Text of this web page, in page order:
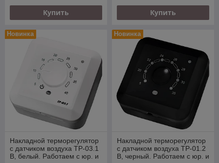
Купить Купить
Новинка
Накладной терморегулятор
с датчиком воздуха ТР-03.1
В, белый. Работаем с юр. и
Новинка
Накладной терморегулятор
с датчиком воздуха ТР-01.2
В, черный. Работаем с юр. и